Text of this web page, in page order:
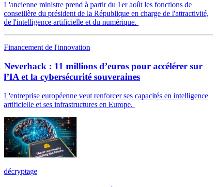
L'ancienne ministre prend à partir du 1er août les fonctions de
conseillère du président de la République en charge de l'attractivité,
de l'intelligence artificielle et du numérique.
Financement de l'innovation
Neverhack : 11 millions d’euros pour accélérer sur
l’IA et la cybersécurité souveraines
L'entreprise européenne veut renforcer ses capacités en intelligence
artificielle et ses infrastructures en Europe.
décryptage